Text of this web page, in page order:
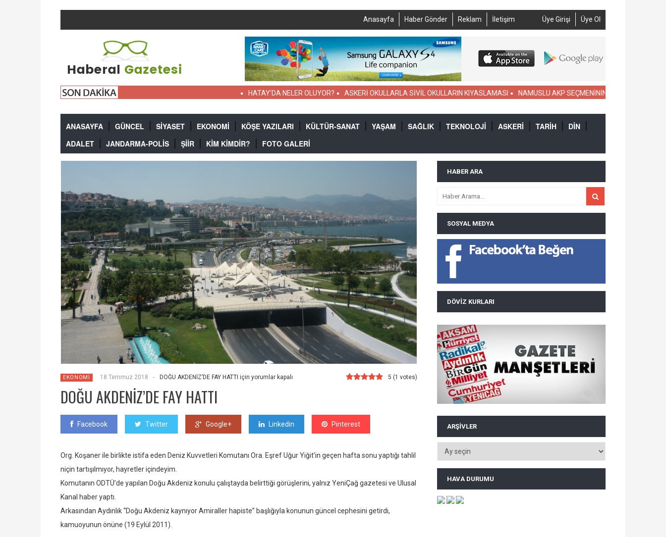
Üye Girişi Üye Ol
Anasayfa Haber Gönder Reklam İletişim
HATAY’DA NELER OLUYOR? ASKERİ OKULLARLA SİVİL OKULLARIN KIYASLAMASI NAMUSLU AKP SEÇMENİNİN DİKKATİNE; ASKER KAÇAĞI
ANASAYFA GÜNCEL SİYASET EKONOMİ KÖŞE YAZILARI KÜLTÜR-SANAT YAŞAM SAĞLIK TEKNOLOJİ ASKERİ TARİH
DİN
ADALET
JANDARMA-POLİS ŞİİR KİM KİMDİR? FOTO GALERİ
EKONOMİ 18 Temmuz 2018 - DOĞU AKDENİZ’DE FAY HATTI için yorumlar kapalı 5 (1 votes)
DOĞU AKDENİZ’DE FAY HATTI
Facebook Twitter Google+ Linkedin Pinterest
Org. Koşaner ile birlikte istifa eden Deniz Kuvvetleri Komutanı Ora. Eşref Uğur Yiğit’in geçen hafta sonu yaptığı tahlil
niçin tartışılmıyor, hayretler içindeyim.
Komutanın ODTÜ’de yapılan Doğu Akdeniz konulu çalıştayda belirttiği görüşlerini, yalnız YeniÇağ gazetesi ve Ulusal
Kanal haber yaptı.
Arkasından Aydınlık “Doğu Akdeniz kaynıyor Amiraller hapiste” başlığıyla konunun güncel cephesini getirdi,
kamuoyunun önüne (19 Eylül 2011).
HABER ARA
SOSYAL MEDYA
DÖVIZ KURLARI
ARŞIVLER
HAVA DURUMU